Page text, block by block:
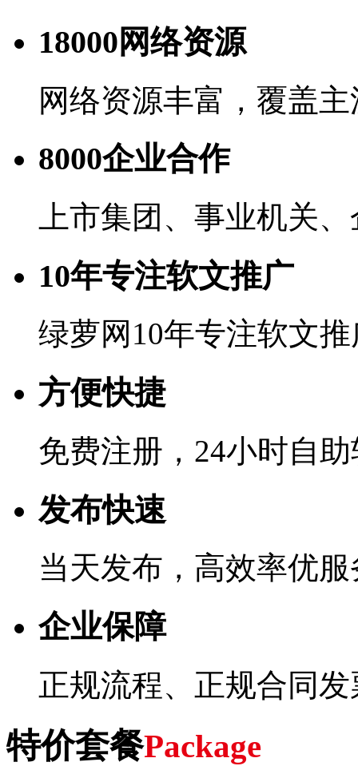
18000网络资源
网络资源丰富，覆盖
8000企业合作
上市集团、事业机关
10年专注软文推广
绿萝网10年专注软文
方便快捷
免费注册，24小时自
发布快速
当天发布，高效率优
企业保障
正规流程、正规合同
特价套餐Package